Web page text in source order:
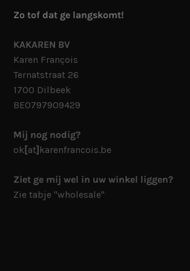
Zo tof dat ge langskomt!
KAKAREN BV
Karen François
Ternatstraat 26
1700 Dilbeek
BE0797909429
Mij nog nodig?
ok[at] karenfrancois.be
Ziet ge mij wel in uw winkel liggen?
Zie tabje "wholesale"